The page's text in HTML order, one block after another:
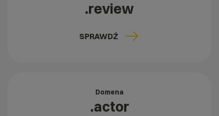
.review
SPRAWDŹ
Domena
.actor